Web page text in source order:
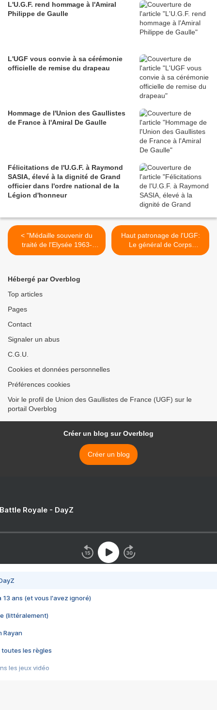
L'U.G.F. rend hommage à l'Amiral
Philippe de Gaulle
L'UGF vous convie à sa cérémonie
officielle de remise du drapeau
Hommage de l'Union des Gaullistes
de France à l'Amiral De Gaulle
Félicitations de l'U.G.F. à Raymond
SASIA, élevé à la dignité de Grand
officier dans l'ordre national de la
Légion d'honneur
< "Médaille souvenir du
traité de l'Elysée 1963-
2013" signatures des
Haut patronage de l'UGF:
Le général de Corps
d'Armée Jean COMBETTE,
Hébergé par Overblog
Top articles
Pages
Contact
Signaler un abus
C.G.U.
Cookies et données personnelles
Préférences cookies
Voir le profil de Union des Gaullistes de France (UGF) sur le
portail Overblog
Créer un blog sur Overblog
Créer un blog
Royale - DayZ
13 ans (et vous l'avez ignoré)
(littéralement)
Rayan
toutes les règles
les jeux vidéo